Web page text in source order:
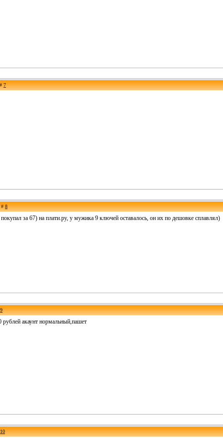
#7
#8
покупал за 67) на плати.ру, у мужика 9 ключей оставалось, он их по дешовке сплавлял)
9
рублей акаунт нормальный,пашет
10